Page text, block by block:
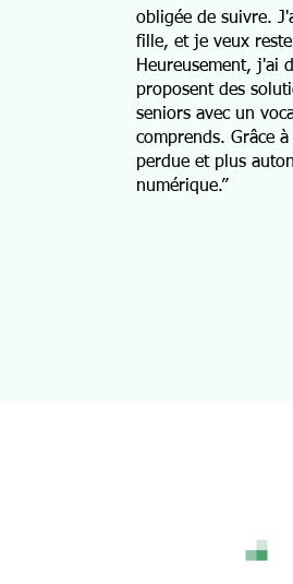
obligée de suivre.
fille, et je veux
Heureusement, j'ai
proposent des
seniors avec un
comprends. Grâce
perdue et plus
numérique.”